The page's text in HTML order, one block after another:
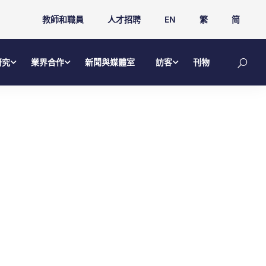
教師和職員 人才招聘 EN 繁 简
究 業界合作 新聞與媒體室 訪客 刊物